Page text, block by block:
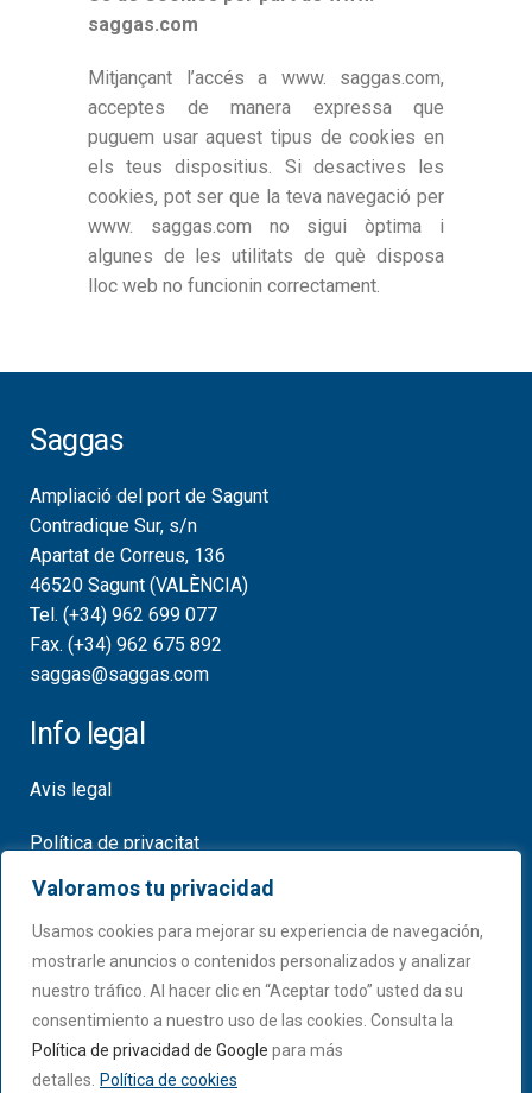
Valoramos tu privacidad
Usamos cookies para mejorar su experiencia de navegación,
mostrarle anuncios o contenidos personalizados y analizar
nuestro tráfico. Al hacer clic en “Aceptar todo” usted da su
consentimiento a nuestro uso de las cookies. Consulta la
Política de privacidad de Google para más
detalles.
Política de cookies
saggas.com
Mitjançant l’accés a www. saggas.com,
acceptes de manera expressa que
puguem usar aquest tipus de cookies en
els teus dispositius. Si desactives les
cookies, pot ser que la teva navegació per
www. saggas.com no sigui òptima i
algunes de les utilitats de què disposa
lloc web no funcionin correctament.
Saggas
Ampliació del port de Sagunt
Contradique Sur, s/n
Apartat de Correus, 136
46520 Sagunt (VALÈNCIA)
Tel. (+34) 962 699 077
Fax. (+34) 962 675 892
saggas@saggas.com
Info legal
Avis legal
Política de privacitat
Política de cookies
Certificats